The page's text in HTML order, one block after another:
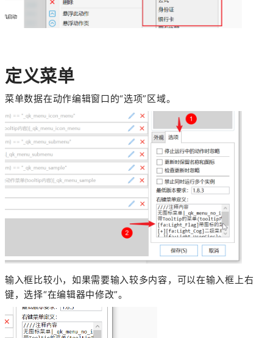
定义菜单
菜单数据在动作编辑窗口的“选项”区域。
输入框比较小，如果需要输入较多内容，可以在输入框上右
键，选择“在编辑器中修改”。